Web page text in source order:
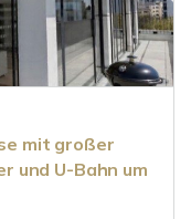
mit großer
und U-Bahn um